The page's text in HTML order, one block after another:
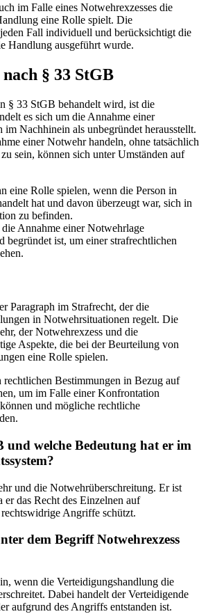
im Falle eines Notwehrexzesses die
eine Rolle spielt. Die
Fall individuell und berücksichtigt die
Handlung ausgeführt wurde.
§ 33 StGB
§ 33 StGB behandelt wird, ist die
es sich um die Annahme einer
Nachhinein als unbegründet herausstellt.
einer Notwehr handeln, ohne tatsächlich
sein, können sich unter Umständen auf
eine Rolle spielen, wenn die Person in
hat und davon überzeugt war, sich in
zu befinden.
Annahme einer Notwehrlage
begründet ist, um einer strafrechtlichen
Paragraph im Strafrecht, der die
in Notwehrsituationen regelt. Die
der Notwehrexzess und die
Aspekte, die bei der Beurteilung von
eine Rolle spielen.
rechtlichen Bestimmungen in Bezug auf
um im Falle einer Konfrontation
und mögliche rechtliche
und welche Bedeutung hat er im
und die Notwehrüberschreitung. Er ist
das Recht des Einzelnen auf
Angriffe schützt.
dem Begriff Notwehrexzess
wenn die Verteidigungshandlung die
Dabei handelt der Verteidigende
aufgrund des Angriffs entstanden ist.